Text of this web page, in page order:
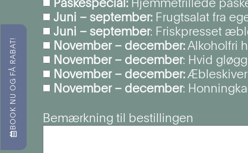
BOOK NU OG FÅ RABAT!
Påskespecial: Hjemmetrillede
Juni – september: Frugtsalat fra
Juni – september: Friskpresset
November – december: Alkoholfri
November – december: Hvid
November – december:
November – december:
Bemærkning til bestillingen